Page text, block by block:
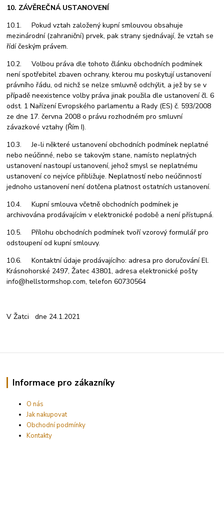
10. ZÁVĚREČNÁ USTANOVENÍ
10.1. Pokud vztah založený kupní smlouvou obsahuje
mezinárodní (zahraniční) prvek, pak strany sjednávají, že vztah se
řídí českým právem.
10.2. Volbou práva dle tohoto článku obchodních podmínek
není spotřebitel zbaven ochrany, kterou mu poskytují ustanovení
právního řádu, od nichž se nelze smluvně odchýlit, a jež by se v
případě neexistence volby práva jinak použila dle ustanovení čl. 6
odst. 1 Nařízení Evropského parlamentu a Rady (ES) č. 593/2008
ze dne 17. června 2008 o právu rozhodném pro smluvní
závazkové vztahy (Řím I).
10.3. Je-li některé ustanovení obchodních podmínek neplatné
nebo neúčinné, nebo se takovým stane, namísto neplatných
ustanovení nastoupí ustanovení, jehož smysl se neplatnému
ustanovení co nejvíce přibližuje. Neplatností nebo neúčinností
jednoho ustanovení není dotčena platnost ostatních ustanovení.
10.4. Kupní smlouva včetně obchodních podmínek je
archivována prodávajícím v elektronické podobě a není přístupná.
10.5. Přílohu obchodních podmínek tvoří vzorový formulář pro
odstoupení od kupní smlouvy.
10.6. Kontaktní údaje prodávajícího: adresa pro doručování El.
Krásnohorské 2497, Žatec 43801, adresa elektronické pošty
info@hellstormshop.com, telefon 60730564
V Žatci dne 24.1.2021
Informace pro zákazníky
O nás
Jak nakupovat
Obchodní podmínky
Kontakty